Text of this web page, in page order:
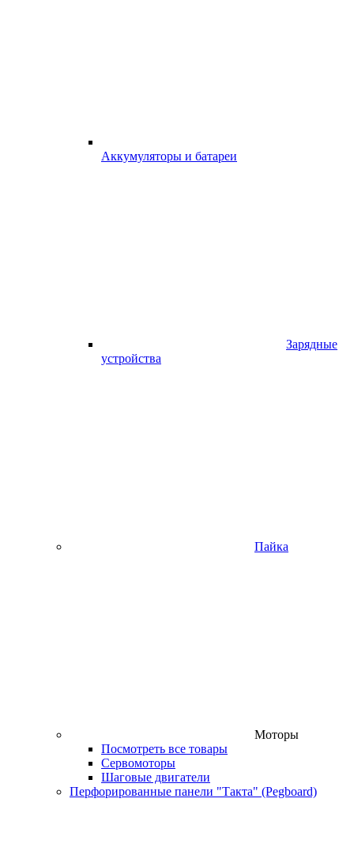
Аккумуляторы и батареи
Зарядные
устройства
Пайка
Моторы
Посмотреть все товары
Сервомоторы
Шаговые двигатели
Перфорированные панели "Такта" (Pegboard)